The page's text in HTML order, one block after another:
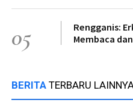
05
Rengganis:
Membaca
BERITA TERBARU